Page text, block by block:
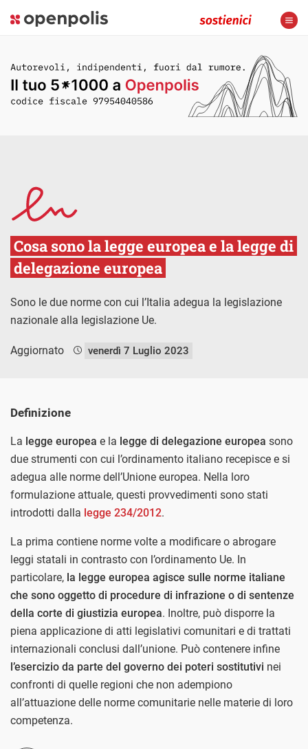
Cosa sono la legge europea e la legge di
delegazione europea
Sono le due norme con cui l’Italia adegua la legislazione
nazionale alla legislazione Ue.
Aggiornato venerdì 7 Luglio 2023
Definizione
La legge europea e la legge di delegazione europea sono
due strumenti con cui l’ordinamento italiano recepisce e si
adegua alle norme dell’Unione europea. Nella loro
formulazione attuale, questi provvedimenti sono stati
introdotti dalla legge 234/2012.
La prima contiene norme volte a modificare o abrogare
leggi statali in contrasto con l’ordinamento Ue. In
particolare, la legge europea agisce sulle norme italiane
che sono oggetto di procedure di infrazione o di sentenze
della corte di giustizia europea. Inoltre, può disporre la
piena applicazione di atti legislativi comunitari e di trattati
internazionali conclusi dall’unione. Può contenere infine
l’esercizio da parte del governo dei poteri sostitutivi nei
confronti di quelle regioni che non adempiono
all’attuazione delle norme comunitarie nelle materie di loro
competenza.